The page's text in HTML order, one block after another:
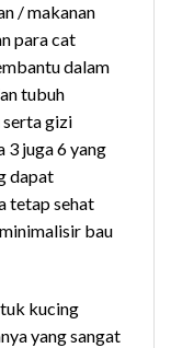
/ makanan
para cat
dalam
tubuh
serta gizi
3 juga 6 yang
dapat
tetap sehat
bau
kucing
yang sangat